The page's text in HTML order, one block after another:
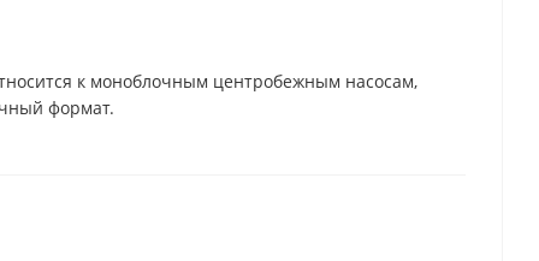
к моноблочным центробежным насосам,
формат.